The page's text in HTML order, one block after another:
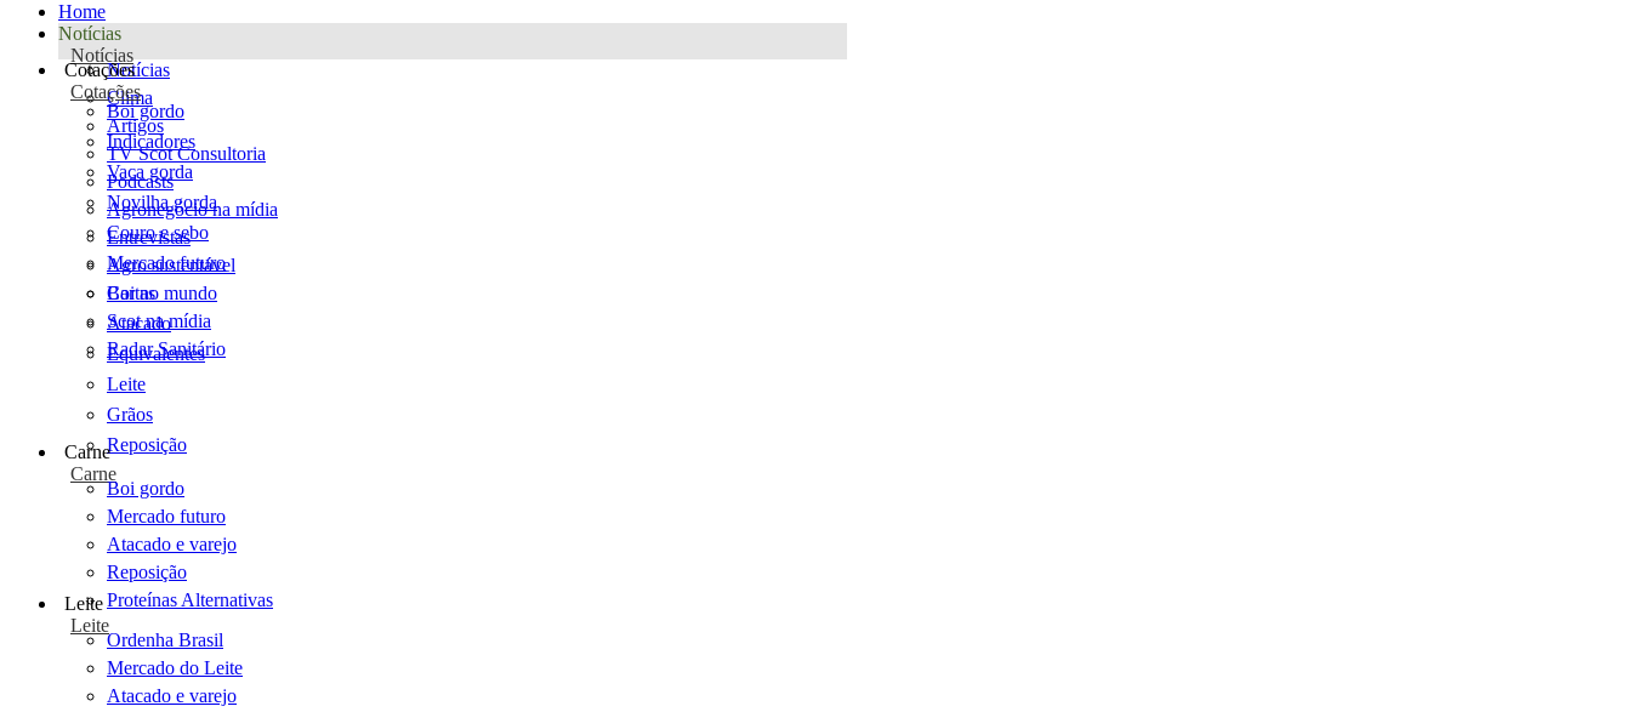
Home
Notícias
Notícias
Notícias
Clima
Artigos
TV Scot Consultoria
Podcasts
Agronegócio na mídia
Entrevistas
Agro sustentável
Cartas
Scot na mídia
Radar Sanitário
Cotações
Cotações
Boi gordo
Indicadores
Vaca gorda
Novilha gorda
Couro e sebo
Mercado futuro
Boi no mundo
Atacado
Equivalentes
Leite
Grãos
Reposição
Carne
Carne
Boi gordo
Mercado futuro
Atacado e varejo
Reposição
Proteínas Alternativas
Leite
Leite
Ordenha Brasil
Mercado do Leite
Atacado e varejo